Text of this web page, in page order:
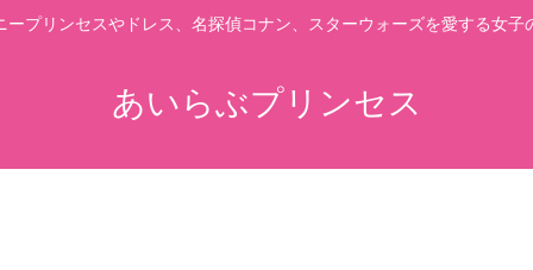
ープリンセスやドレス、名探偵コナン、スターウォーズを愛する女子
あいらぶプリンセス